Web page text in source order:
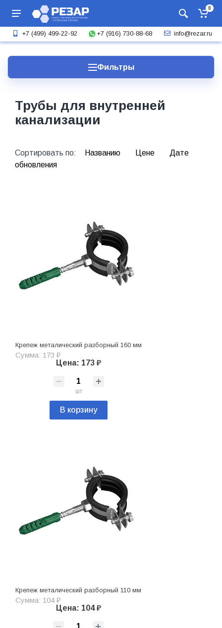
0
+7 (499) 499-22-92 +7 (916) 730-88-68 info@rezar.ru
Фильтры
Трубы для внутренней
канализации
Сортировать по: Названию Цене
Дате
обновления
Крепеж металический разборный 160 мм
Сумма: 173 ₽
Цена: 173 ₽
шт
В корзину
Крепеж металический разборный 110 мм
Сумма: 104 ₽
Цена: 104 ₽